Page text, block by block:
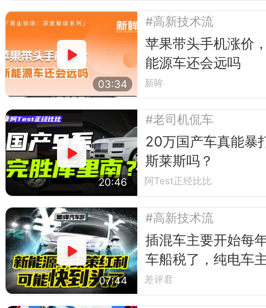
03:34
#高新技术流
苹果带头手机涨价
能源车还会远吗
新眸
20:46
#老司机侃车
20万国产车真能暴
斯莱斯吗？
阿Test正经比比
07:44
#高新技术流
插混车主要开始每
车船税了，纯电车
能撑多久？
差评君